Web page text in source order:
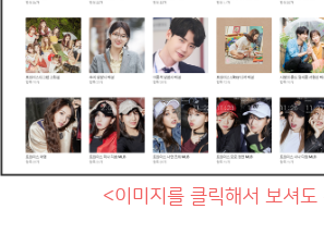
<이미지를 클릭해서 보셔도